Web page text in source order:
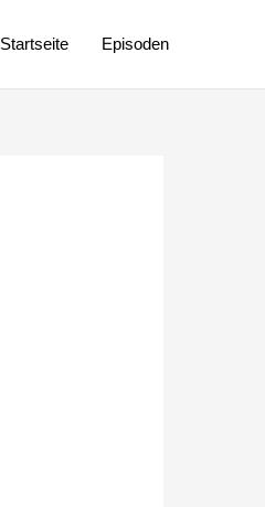
Startseite Episoden